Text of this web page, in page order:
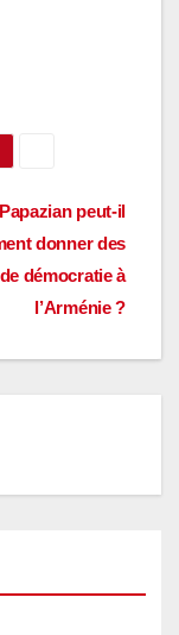
peut-il
donner des
démocratie à
l’Arménie ?